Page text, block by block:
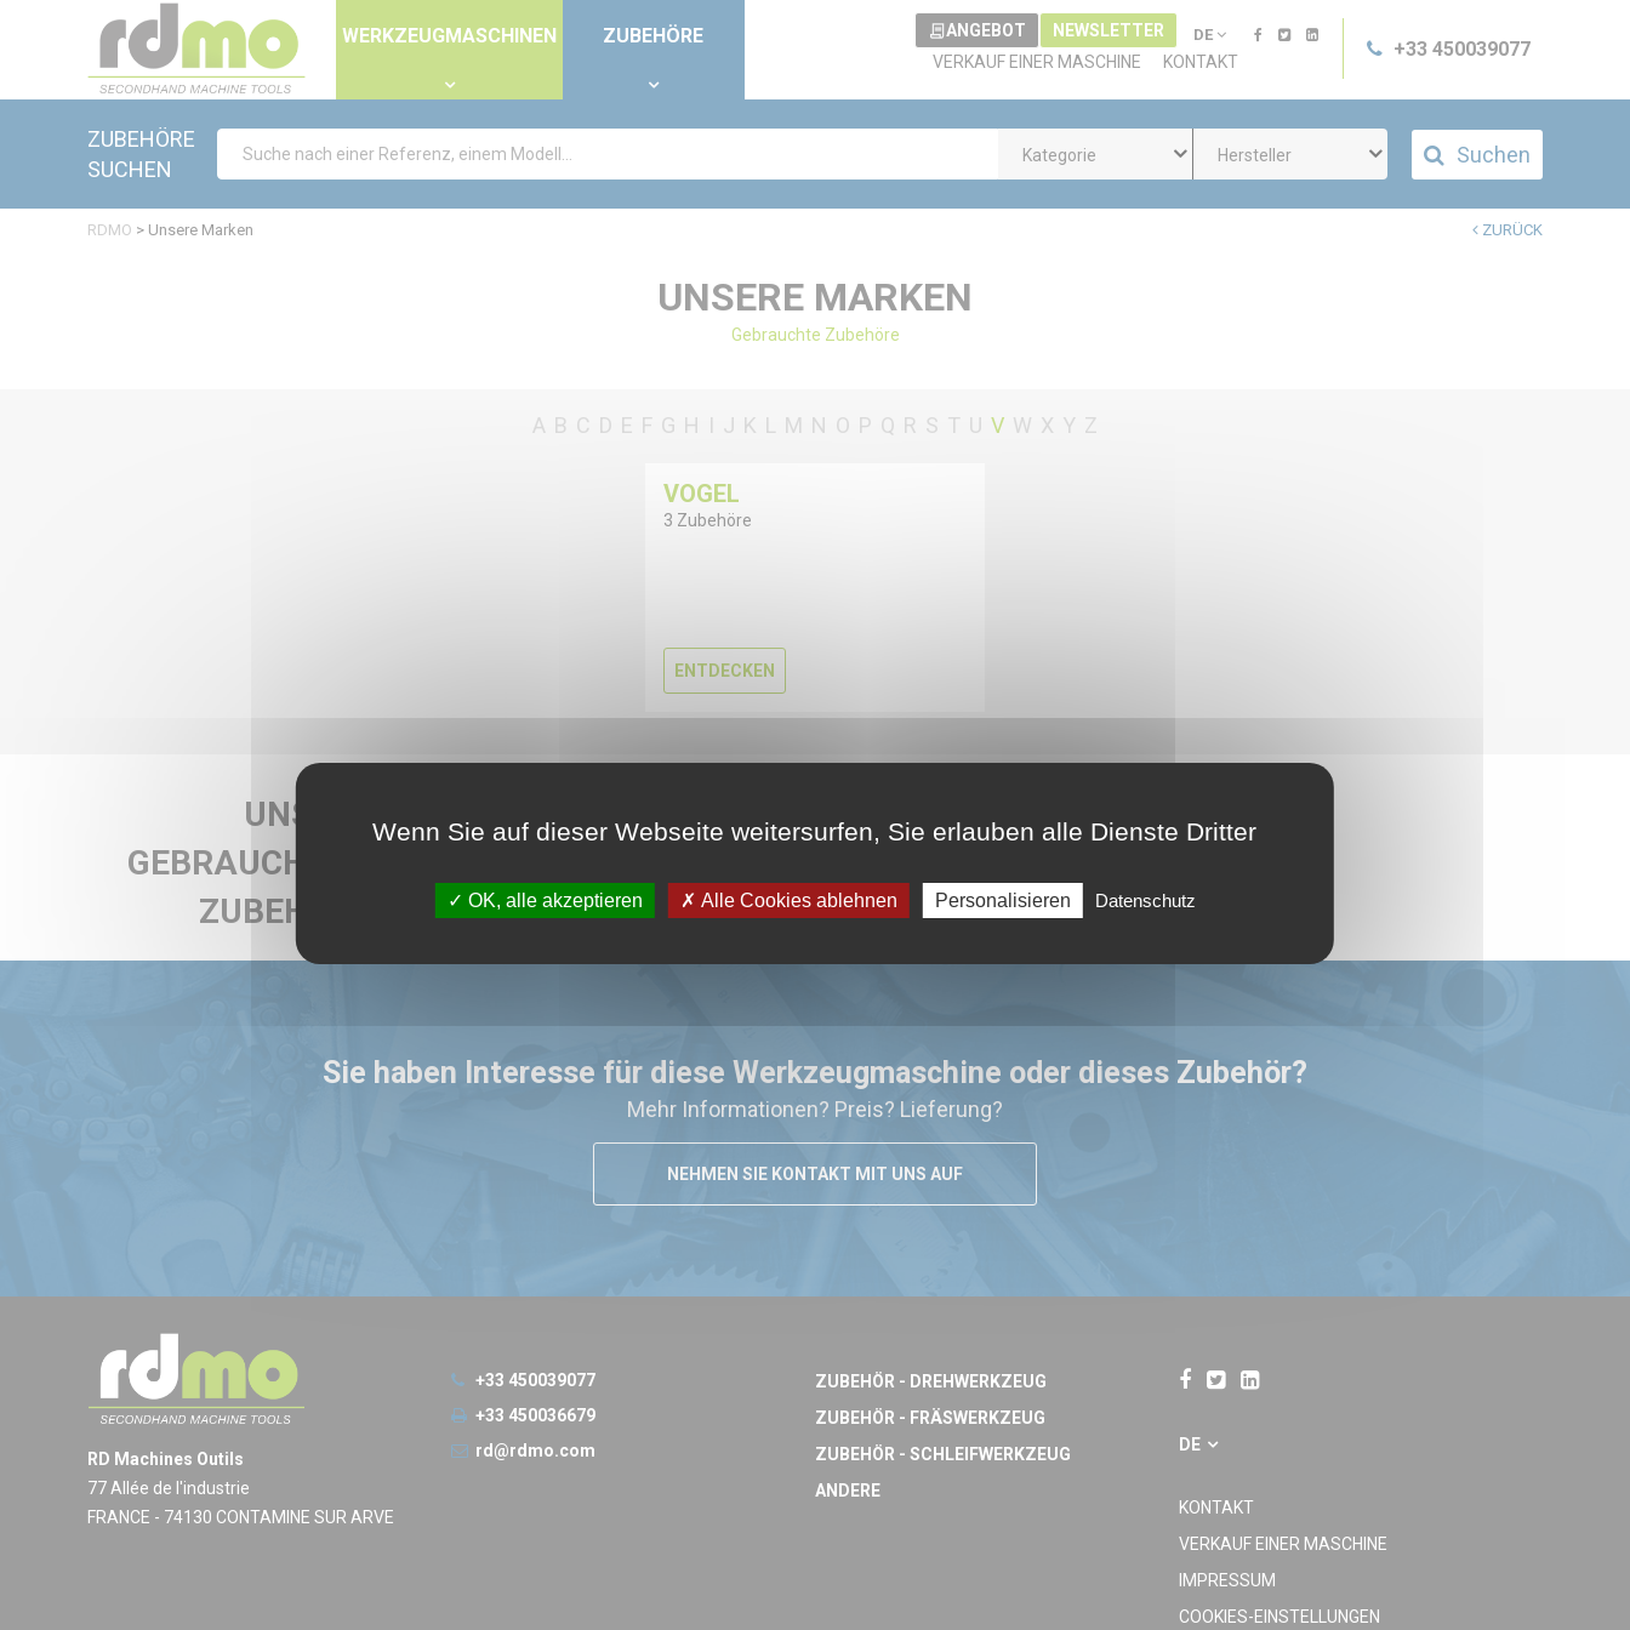
Wenn Sie auf dieser Webseite weitersurfen, Sie erlauben alle Dienste Dritter
OK, alle akzeptieren Alle Cookies ablehnen Personalisieren Datenschutz
WERKZEUGMASCHINEN ZUBEHÖRE
+33 450039077
ANGEBOT NEWSLETTER DE
VERKAUF EINER MASCHINE KONTAKT
ZUBEHÖRE
SUCHEN
Kategorie Hersteller Suchen
ZURÜCK
RDMO > Unsere Marken
UNSERE MARKEN
Gebrauchte Zubehöre
A B C D E F G H I J K L M N O P Q R S T U V W X Y Z
VOGEL
3 Zubehöre
ENTDECKEN
UNSERE
GEBRAUCHTEN
ZUBEHÖRE
Sie haben Interesse für diese Werkzeugmaschine oder dieses Zubehör?
Mehr Informationen? Preis? Lieferung?
NEHMEN SIE KONTAKT MIT UNS AUF
RD Machines Outils
77 Allée de l'industrie
FRANCE - 74130 CONTAMINE SUR ARVE
+33 450039077
+33 450036679
rd@rdmo.com
ZUBEHÖR - DREHWERKZEUG
ZUBEHÖR - FRÄSWERKZEUG
ZUBEHÖR - SCHLEIFWERKZEUG
ANDERE
DE
KONTAKT
VERKAUF EINER MASCHINE
IMPRESSUM
COOKIES-EINSTELLUNGEN